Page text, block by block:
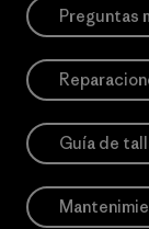
Preguntas
Guía de